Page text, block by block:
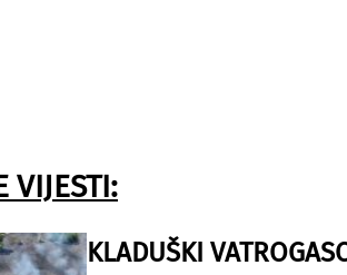
VIJESTI:
KLADUŠKI